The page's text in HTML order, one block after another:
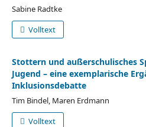
Sabine Radtke
Volltext
Stottern und außerschulisches
Jugend – eine exemplarische
Inklusionsdebatte
Tim Bindel, Maren Erdmann
Volltext